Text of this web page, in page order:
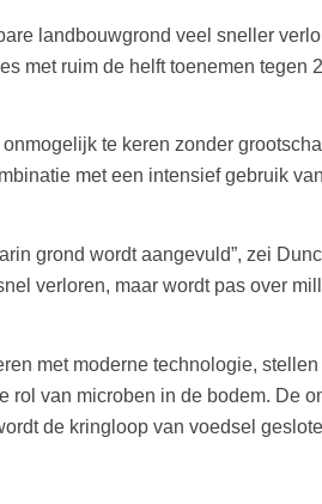
landbouwgrond veel sneller
met ruim de helft toenemen tegen
te keren zonder
met een intensief gebruik
grond wordt aangevuld”, zei
verloren, maar wordt pas over
met moderne technologie,
van microben in de bodem. De
de kringloop van voedsel